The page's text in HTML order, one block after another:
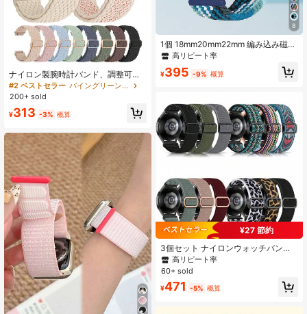
ナイロン製腕時計バンド、調整可能
な編み込みループストラップ、メン
ズ&レディース、20mm 22mmから選
#2 ベストセラー
パイングリーン ウォッチバンド
200+ sold
¥313 -3% 概算
8
1個 18mm20mm22mm 編み込み磁気
ループ Sam Galaxy Watch 7/6/5/4 4
ctive 2/Gear S3 Classic/HW GT5/G
Pro ウォッチバンド対応、調節可能
な伸縮性ナイロンリストバンドブレ
スレット Garmin Fenix7/6/5/Forerun
ner945/645対応、Apple Watch Seri
es11 42mm 46mm対応
高リピート率
¥395 -9% 概算
¥27 節約
3個セット ナイロンウォッチバンド
HUAWEI対応 Samsung Galaxy Watc
h 6/5/4 40mm 44mm/Watch 6 Clas
sic 43mm 47mm/Watch 5 Pro 45m
m/Watch 4 Classic 42mm 46mm、2
0mm 22mm クイックリリース交換用
高リピート率
60+ sold
¥471 -5% 概算